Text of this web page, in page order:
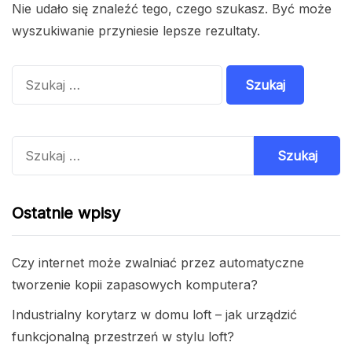
Nie udało się znaleźć tego, czego szukasz. Być może
wyszukiwanie przyniesie lepsze rezultaty.
Ostatnie wpisy
Czy internet może zwalniać przez automatyczne
tworzenie kopii zapasowych komputera?
Industrialny korytarz w domu loft – jak urządzić
funkcjonalną przestrzeń w stylu loft?